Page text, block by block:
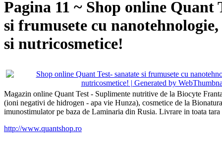
Pagina 11 ~ Shop online Quant
si frumusete cu
si nutricosmetice!
Magazin online Quant Test - Suplimente nutritive de la Biocyte
(ioni negativi de hidrogen - apa vie Hunza), cosmetice de la
imunostimulator pe baza de Laminaria din Rusia. Livrare in toata
http://www.quantshop.ro